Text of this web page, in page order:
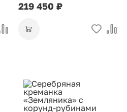
219 450 ₽